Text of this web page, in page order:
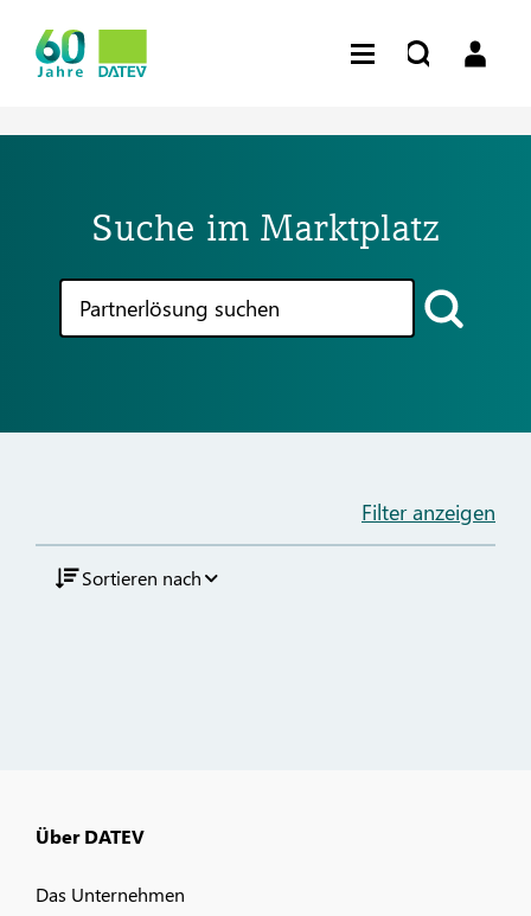
Suche im Marktplatz
Filter anzeigen
Sortieren nach
Über DATEV
Das Unternehmen